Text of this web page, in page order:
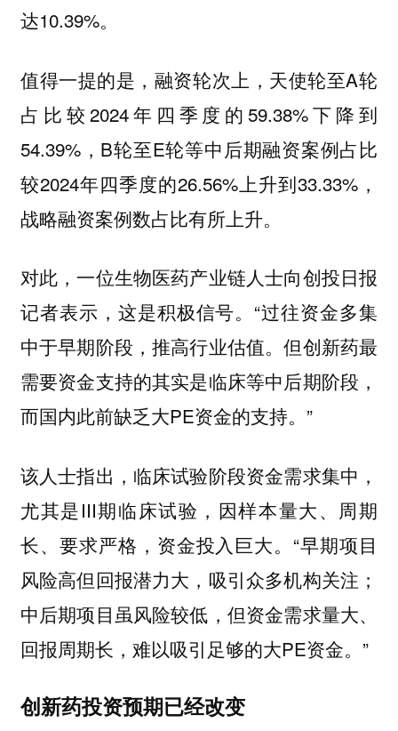
达10.39%。
值得一提的是，融资轮次上，天使轮至A轮
占比较2024年四季度的59.38%下降到
54.39%，B轮至E轮等中后期融资案例占比
较2024年四季度的26.56%上升到33.33%，
战略融资案例数占比有所上升。
对此，一位生物医药产业链人士向创投日报
记者表示，这是积极信号。“过往资金多集
中于早期阶段，推高行业估值。但创新药最
需要资金支持的其实是临床等中后期阶段，
而国内此前缺乏大PE资金的支持。”
该人士指出，临床试验阶段资金需求集中，
尤其是III期临床试验，因样本量大、周期
长、要求严格，资金投入巨大。“早期项目
风险高但回报潜力大，吸引众多机构关注；
中后期项目虽风险较低，但资金需求量大、
回报周期长，难以吸引足够的大PE资金。”
创新药投资预期已经改变